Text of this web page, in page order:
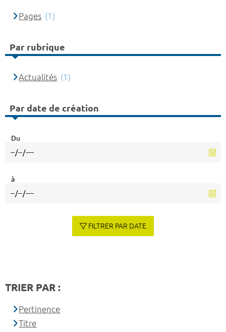
Pages (1)
Par rubrique
Actualités (1)
Par date de création
Du
à
FILTRER PAR DATE
TRIER PAR :
Pertinence
Titre